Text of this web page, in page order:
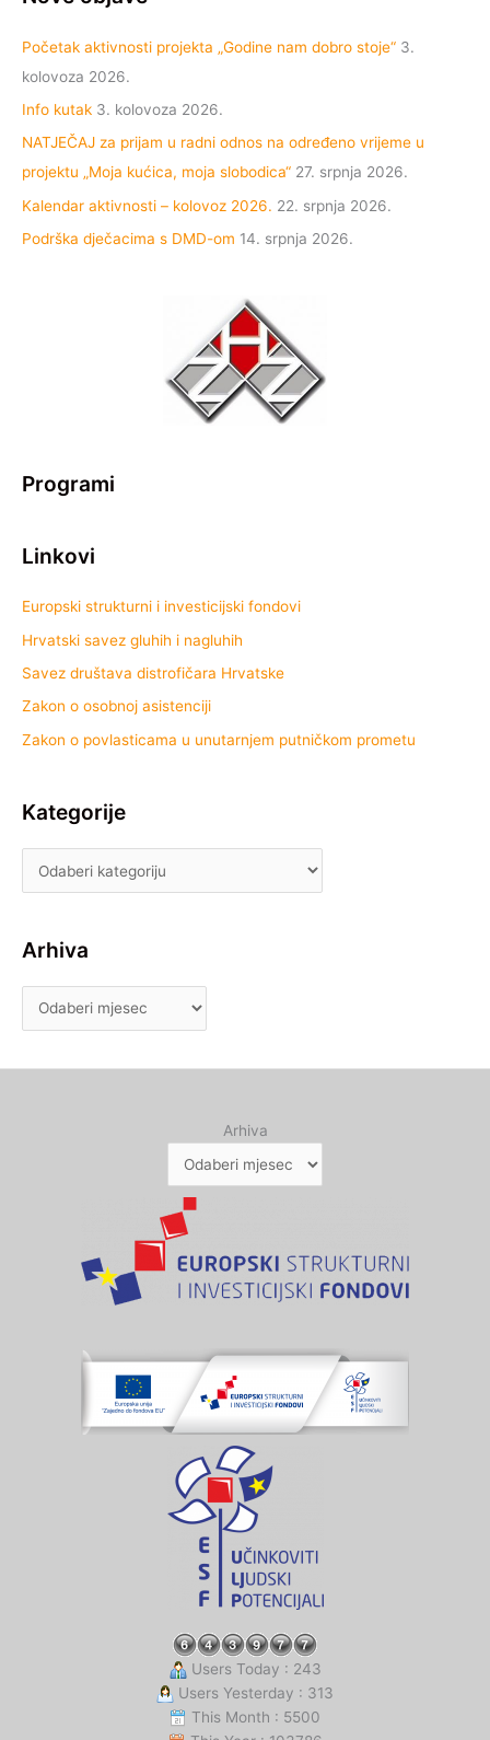
Početak aktivnosti projekta „Godine nam dobro stoje“ 3.
kolovoza 2026.
Info kutak 3. kolovoza 2026.
NATJEČAJ za prijam u radni odnos na određeno vrijeme u
projektu „Moja kućica, moja slobodica“ 27. srpnja 2026.
Kalendar aktivnosti – kolovoz 2026. 22. srpnja 2026.
Podrška dječacima s DMD-om 14. srpnja 2026.
Programi
Linkovi
Europski strukturni i investicijski fondovi
Hrvatski savez gluhih i nagluhih
Savez društava distrofičara Hrvatske
Zakon o osobnoj asistenciji
Zakon o povlasticama u unutarnjem putničkom prometu
Kategorije
Arhiva
Arhiva
Users Today : 243
Users Yesterday : 313
This Month : 5500